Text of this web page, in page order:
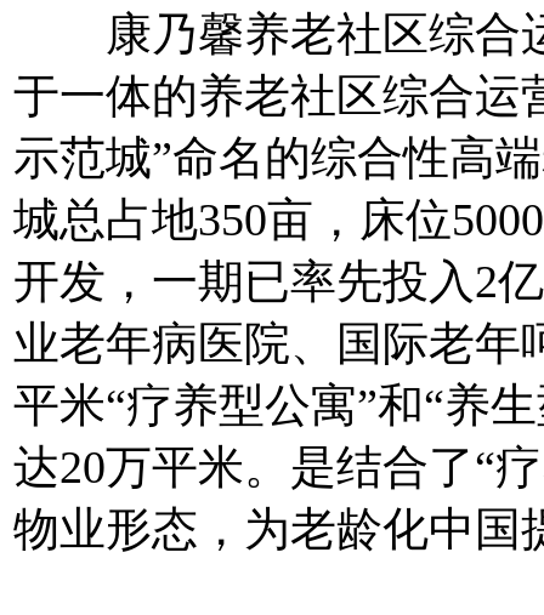
康乃馨养老社区综合
于一体的养老社区综合运
示范城”命名的综合性高
城总占地350亩，床位
开发，一期已率先投入2
业老年病医院、国际老年
平米“疗养型公寓”和“养
达20万平米。是结合了“
物业形态，为老龄化中国